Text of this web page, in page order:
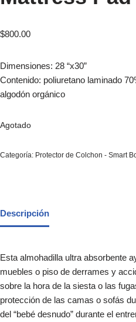
$800.00
Dimensiones: 28 “x30”
Contenido: poliuretano laminado
algodón orgánico
Agotado
Categoría: Protector de Colchon - Smart
Descripción
Esta almohadilla ultra absorbente
muebles o piso de derrames y
sobre la hora de la siesta o las
protección de las camas o sofás
del “bebé desnudo” durante el